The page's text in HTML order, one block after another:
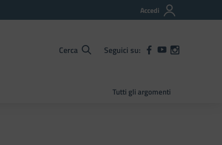
Accedi
Cerca Seguici su:
Tutti gli argomenti